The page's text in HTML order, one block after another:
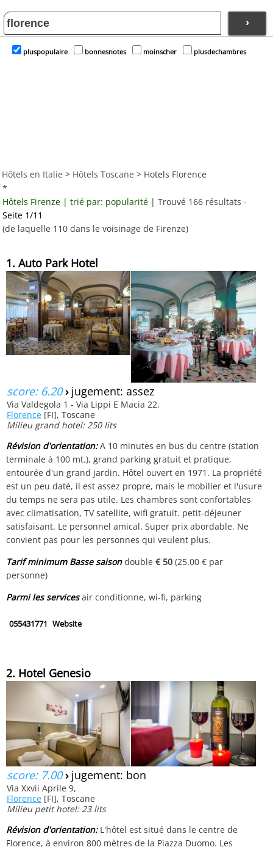
›
pluspopulaire bonnesnotes moinscher plusdechambres
Hôtels en Italie > Hôtels Toscane > Hotels Florence
*
Hôtels Firenze | trié par: popularité | Trouvé 166 résultats -
Seite 1/11
(de laquelle 110 dans le voisinage de Firenze)
1. Auto Park Hotel
score: 6.20› jugement: assez
Via Valdegola 1 - Via Lippi E Macia 22,
Florence [FI], Toscane
Milieu grand hotel: 250 lits
Révision d'orientation:A 10 minutes en bus du centre (station
terminale à 100 mt.), grand parking gratuit et pratique,
entourée d'un grand jardin. Hôtel ouvert en 1971. La propriété
est un peu daté, il est assez propre, mais le mobilier et l'usure
du temps ne sera pas utile. Les chambres sont confortables
avec climatisation, TV satellite, wifi gratuit. petit-déjeuner
satisfaisant. Le personnel amical. Super prix abordable. Ne
convient pas pour les personnes qui veulent plus.
Tarif minimum Basse saisondouble€ 50 (25.00 € par
personne)
Parmi les servicesair conditionne, wi-fi, parking
055431771 Website
2. Hotel Genesio
score: 7.00› jugement: bon
Via Xxvii Aprile 9,
Florence [FI], Toscane
Milieu petit hotel: 23 lits
Révision d'orientation:L'hôtel est situé dans le centre de
Florence, à environ 800 mètres de la Piazza Duomo. Les